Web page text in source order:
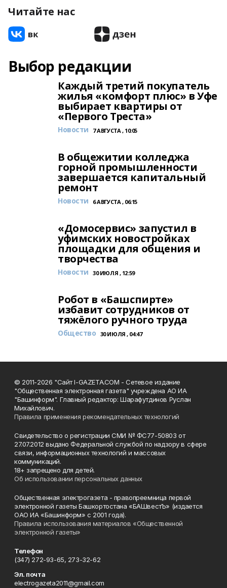
Читайте нас
Выбор редакции
Каждый третий покупатель
жилья «комфорт плюс» в Уфе
выбирает квартиры от
«Первого Треста»
Новости 7 АВГУСТА , 10:05
В общежитии колледжа
горной промышленности
завершается капитальный
ремонт
Новости 6 АВГУСТА , 06:15
«Домосервис» запустил в
уфимских новостройках
площадки для общения и
творчества
Новости 30 ИЮЛЯ , 12:59
Робот в «Башспирте»
избавит сотрудников от
тяжёлого ручного труда
Общество 30 ИЮЛЯ , 04:47
© 2011-2026 "Сайт I-GAZETA.COM - Сетевое издание
"Общественная электронная газета" учреждена АО ИА
"Башинформ". Главный редактор: Шарафутдинов Руслан
Михайлович.
Правила применения рекомендательных технологий
Свидетельство о регистрации СМИ № ФС77-50803 от
27.07.2012 выдано Федеральной службой по надзору в сфере
связи, информационных технологий и массовых
коммуникаций.
18+ запрещено для детей.
Об использовании персональных данных
Общественная электрогазета - правопреемница первой
электронной газеты Башкортостана «БАШвестЪ» (издается
ОАО ИА «Башинформ» с 2001 года).
Правила использования материалов «Общественной
электронной газеты»
Телефон
(347) 272-93-65, 273-32-62
Эл. почта
electrogazeta2011@gmail.com